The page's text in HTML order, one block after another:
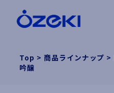
Top > 商品ラインナップ >
吟醸